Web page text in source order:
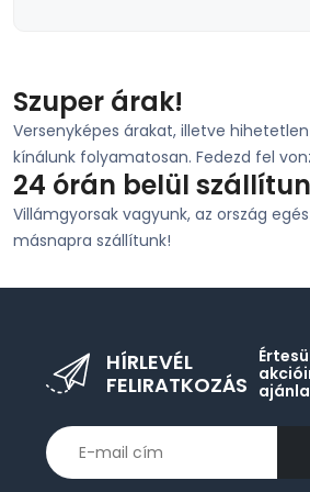
Szuper árak!
Versenyképes árakat, illetve
kínálunk folyamatosan. Fedezd fel
24 órán belül
Villámgyorsak vagyunk, az ország
másnapra szállítunk!
HÍRLEVÉL
FELIRATKOZÁS